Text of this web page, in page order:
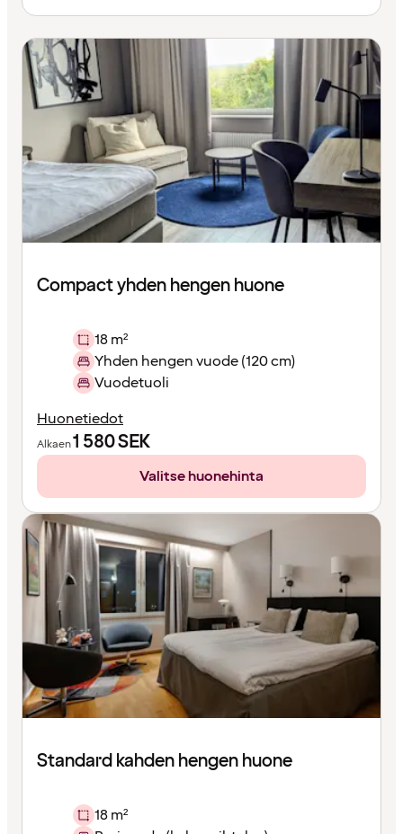
Compact yhden hengen huone
18 m²
Yhden hengen vuode (120 cm)
Vuodetuoli
Huonetiedot
Alkaen1 580SEK
Valitse huonehinta
Standard kahden hengen huone
18 m²